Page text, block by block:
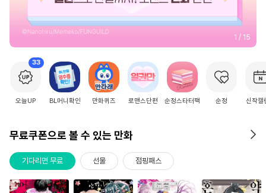
2 / 15
33
오늘UP BL머니확인 만화퀴즈 로맨스단편 순정스타터팩 순정 신작캘
무료쿠폰으로 볼 수 있는 만화
기다리면 무료 선물 점핑패스